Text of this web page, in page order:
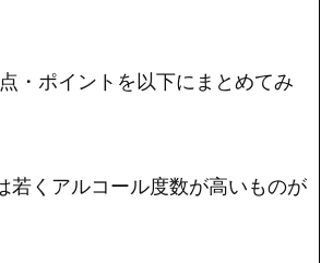
・ポイントを以下にまとめてみ
若くアルコール度数が高いものが